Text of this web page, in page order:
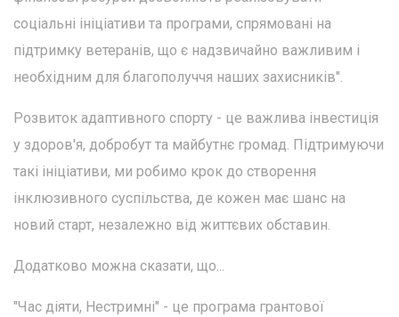
соціальні ініціативи та програми, спрямовані на
підтримку ветеранів, що є надзвичайно важливим і
необхідним для благополуччя наших захисників".
Розвиток адаптивного спорту - це важлива інвестиція
у здоров'я, добробут та майбутнє громад. Підтримуючи
такі ініціативи, ми робимо крок до створення
інклюзивного суспільства, де кожен має шанс на
новий старт, незалежно від життєвих обставин.
Додатково можна сказати, що...
"Час діяти, Нестримні" - це програма грантової